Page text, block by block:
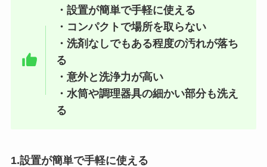
・設置が簡単で手軽に使える
・コンパクトで場所を取らない
・洗剤なしでもある程度の汚れが落ち
る
・意外と洗浄力が高い
・水筒や調理器具の細かい部分も洗え
る
1.設置が簡単で手軽に使える